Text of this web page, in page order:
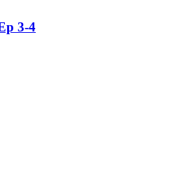
3-4